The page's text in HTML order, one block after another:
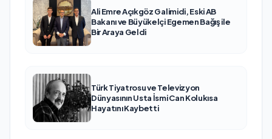
Ali Emre Açıkgöz Galimidi, Eski AB
Bakanı ve Büyükelçi Egemen Bağış ile
Bir Araya Geldi
Türk Tiyatrosu ve Televizyon
Dünyasının Usta İsmi Can Kolukısa
Hayatını Kaybetti